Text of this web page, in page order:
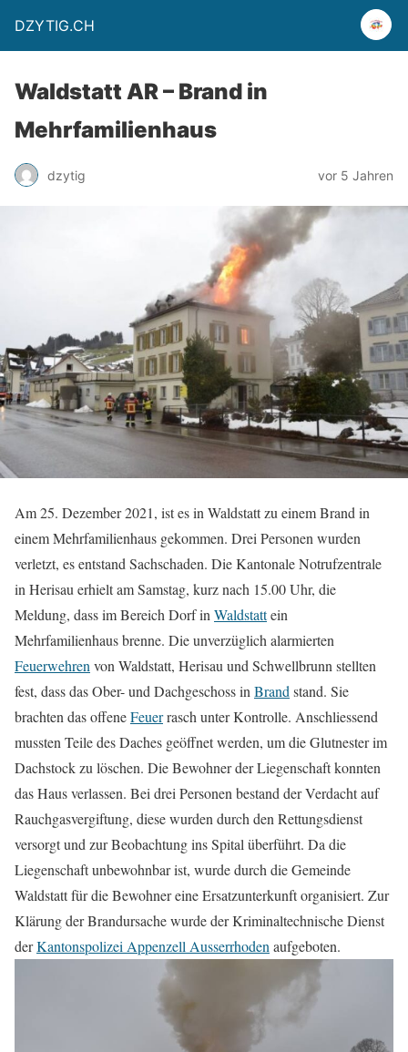
DZYTIG.CH
Waldstatt AR – Brand in
Mehrfamilienhaus
dzytig vor 5 Jahren
Am 25. Dezember 2021, ist es in Waldstatt zu einem Brand in
einem Mehrfamilienhaus gekommen. Drei Personen wurden
verletzt, es entstand Sachschaden. Die Kantonale Notrufzentrale
in Herisau erhielt am Samstag, kurz nach 15.00 Uhr, die
Meldung, dass im Bereich Dorf in Waldstattein
Mehrfamilienhaus brenne. Die unverzüglich alarmierten
Feuerwehren von Waldstatt, Herisau und Schwellbrunn stellten
fest, dass das Ober- und Dachgeschoss in Brand stand. Sie
brachten das offeneFeuerrasch unter Kontrolle. Anschliessend
mussten Teile des Daches geöffnet werden, um die Glutnester im
Dachstock zu löschen. Die Bewohner der Liegenschaft konnten
das Haus verlassen. Bei drei Personen bestand der Verdacht auf
Rauchgasvergiftung, diese wurden durch den Rettungsdienst
versorgt und zur Beobachtung ins Spital überführt. Da die
Liegenschaft unbewohnbar ist, wurde durch die Gemeinde
Waldstatt für die Bewohner eine Ersatzunterkunft organisiert. Zur
Klärung der Brandursache wurde der Kriminaltechnische Dienst
derKantonspolizei Appenzell Ausserrhoden aufgeboten.